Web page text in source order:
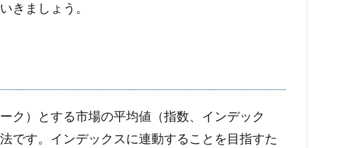
きましょう。
ク）とする市場の平均値（指数、インデック
です。インデックスに連動することを目指すた